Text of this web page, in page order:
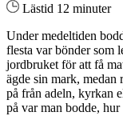
Lästid 12 minuter
Under medeltiden
flesta var bönder som
jordbruket för att få
ägde sin mark, medan
på från adeln, kyrkan
på var man bodde,